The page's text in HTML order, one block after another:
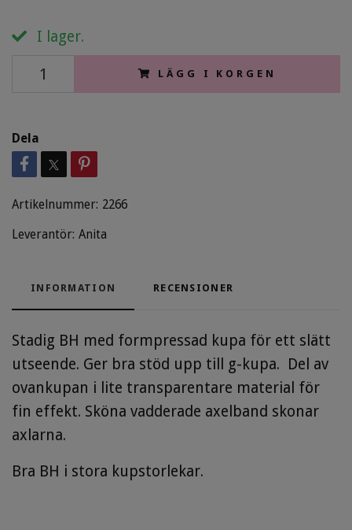
I lager.
LÄGG I KORGEN
Dela
Artikelnummer: 2266
Leverantör: Anita
INFORMATION RECENSIONER
Stadig BH med formpressad kupa för ett slätt
utseende. Ger bra stöd upp till g-kupa. Del av
ovankupan i lite transparentare material för
fin effekt. Sköna vadderade axelband skonar
axlarna.
Bra BH i stora kupstorlekar.